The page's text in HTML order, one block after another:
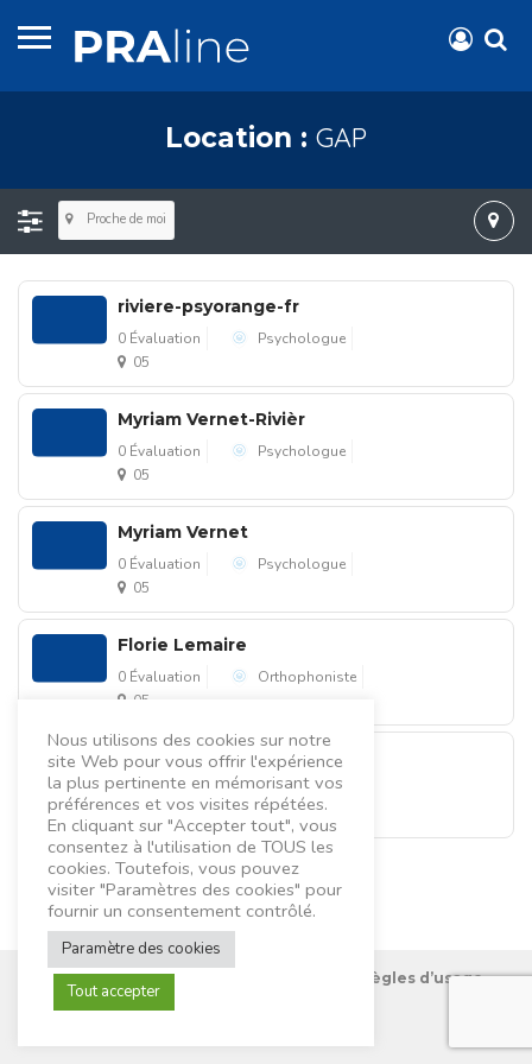
Location : GAP
Proche de moi
riviere-psyorange-fr
0 Évaluation
Psychologue
05
Myriam Vernet-Rivièr
0 Évaluation
Psychologue
05
Myriam Vernet
0 Évaluation
Psychologue
05
Florie Lemaire
0 Évaluation
Orthophoniste
05
Claire Boivin
0 Évaluation
Psychologue
05
Nous connaître Règles d’usage
Nous utilisons des cookies sur notre
site Web pour vous offrir l'expérience
la plus pertinente en mémorisant vos
préférences et vos visites répétées.
En cliquant sur "Accepter tout", vous
consentez à l'utilisation de TOUS les
cookies. Toutefois, vous pouvez
visiter "Paramètres des cookies" pour
fournir un consentement contrôlé.
Paramètre des cookies
Tout accepter